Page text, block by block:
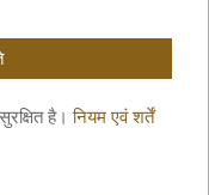
है।नियम एवं शर्तें